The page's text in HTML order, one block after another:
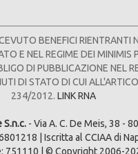
BENEFICI RIENTRANTI
E NEL REGIME DEI MINIMIS
DI PUBBLICAZIONE NEL
DI STATO DI CUI
234/2012. LINK RNA
S.n.c. - Via A. C. De Meis, 38 -
| Iscritta al CCIAA di
751110 | © Copyright 2006-